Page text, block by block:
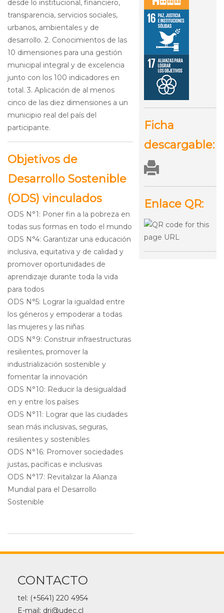
desde lo institucional, financiero,
transparencia, servicios sociales,
urbanos, ambientales y de
desarrollo. 2. Conocimientos de las
10 dimensiones para una gestión
municipal integral y de excelencia
junto con los 100 indicadores en
total. 3. Aplicación de al menos
cinco de las diez dimensiones a un
municipio real del país del
participante.
Objetivos de
Desarrollo Sostenible
(ODS) vinculados
ODS N°1: Poner fin a la pobreza en
todas sus formas en todo el mundo
ODS N°4: Garantizar una educación
inclusiva, equitativa y de calidad y
promover oportunidades de
aprendizaje durante toda la vida
para todos
ODS N°5: Lograr la igualdad entre
los géneros y empoderar a todas
las mujeres y las niñas
ODS N°9: Construir infraestructuras
resilientes, promover la
industrialización sostenible y
fomentar la innovación
ODS N°10: Reducir la desigualdad
en y entre los países
ODS N°11: Lograr que las ciudades
sean más inclusivas, seguras,
resilientes y sostenibles
ODS N°16: Promover sociedades
justas, pacíficas e inclusivas
ODS N°17: Revitalizar la Alianza
Mundial para el Desarrollo
Sostenible
Ficha
descargable:
Enlace QR:
CONTACTO
tel: (+5641) 220 4954
E-mail: dri@udec.cl